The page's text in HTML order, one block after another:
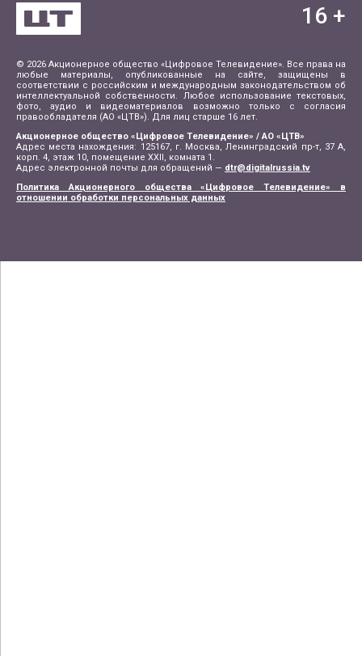
© 2026 Акционерное общество «Цифровое Телевидение». Все права на
любые материалы, опубликованные на сайте, защищены в
соответствии с российским и международным законодательством об
интеллектуальной собственности. Любое использование текстовых,
фото, аудио и видеоматериалов возможно только с согласия
правообладателя (АО «ЦТВ»). Для лиц старше 16 лет.
Акционерное общество «Цифровое Телевидение» / АО «ЦТВ»
Адрес места нахождения: 125167, г. Москва, Ленинградский пр-т, 37 А,
корп. 4, этаж 10, помещение XXII, комната 1.
Адрес электронной почты для обращений — dtr@digitalrussia.tv
Политика Акционерного общества «Цифровое Телевидение» в
отношении обработки персональных данных
16 +